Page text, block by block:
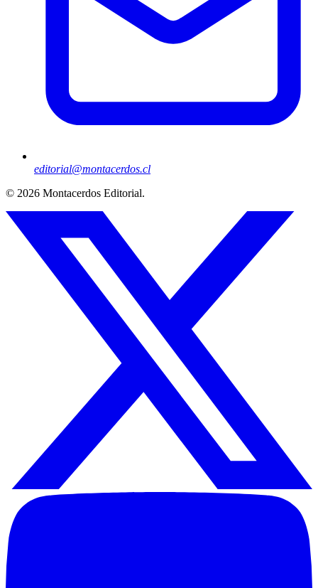
editorial@montacerdos.cl
© 2026 Montacerdos Editorial.